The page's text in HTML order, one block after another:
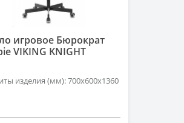
игровое Бюрократ
VIKING KNIGHT
изделия (мм): 700х600х1360